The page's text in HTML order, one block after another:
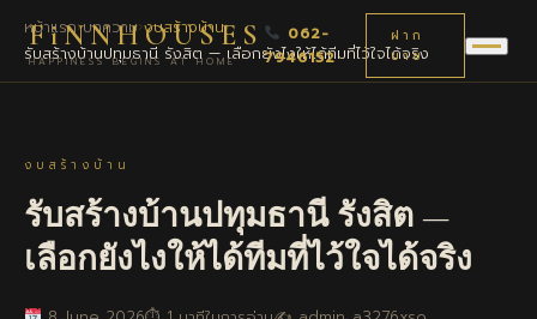
FiNNHOUSES
HAPPINESS BEGINS AT HOME
062-
7946152
ฝาก
ขาย
หน้าแรก›บทความ›งบสร้างบ้าน›
รับสร้างบ้านปทุมธานี รังสิต — เลือกยังไงให้ได้ทีมที่ไว้ใจได้จริง
งบสร้างบ้าน
รับสร้างบ้านปทุมธานี รังสิต —
เลือกยังไงให้ได้ทีมที่ไว้ใจได้จริง